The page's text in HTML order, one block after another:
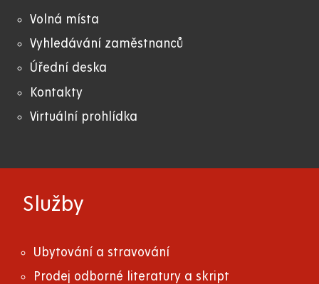
Volná místa
Vyhledávání zaměstnanců
Úřední deska
Kontakty
Virtuální prohlídka
Služby
Ubytování a stravování
Prodej odborné literatury a skript